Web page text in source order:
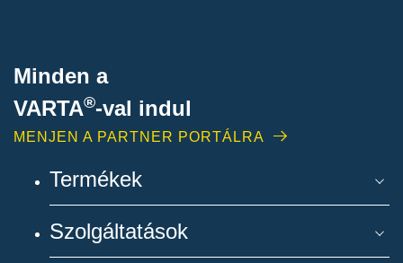
Minden a
VARTA®-val indul
MENJEN A PARTNER PORTÁLRA
Termékek
Szolgáltatások